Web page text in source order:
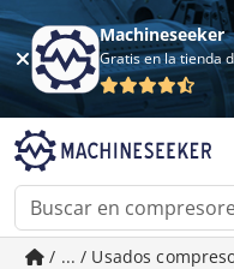
Machineseeker
/ ... / Usados